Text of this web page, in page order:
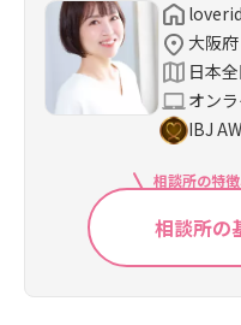
大阪
日本
オン
IBJ
相談所の特
相談所の